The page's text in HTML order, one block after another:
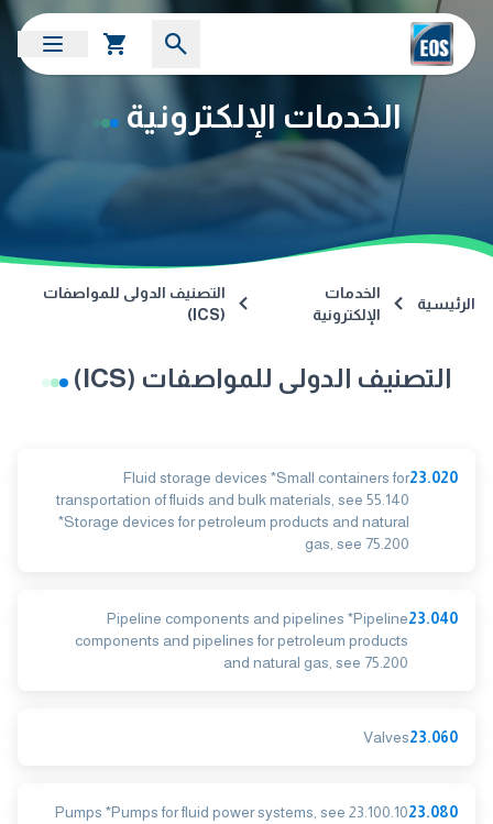
الخدمات الإلكترونية
الرئيسية
الخدمات
الإلكترونية
التصنيف الدولى للمواصفات
(ICS)
التصنيف الدولى للمواصفات (ICS)
23.020
Fluid storage devices *Small containers for
transportation of fluids and bulk materials, see 55.140
*Storage devices for petroleum products and natural
gas, see 75.200
23.040
Pipeline components and pipelines *Pipeline
components and pipelines for petroleum products
and natural gas, see 75.200
23.060
Valves
23.080
Pumps *Pumps for fluid power systems, see 23.100.10